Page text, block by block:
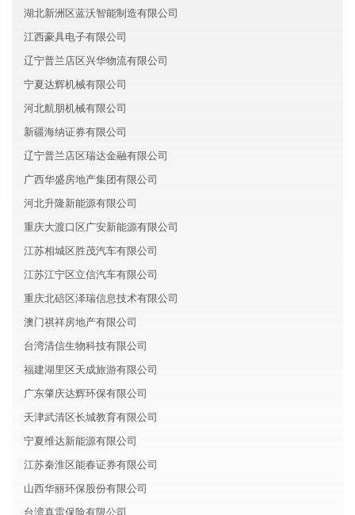
湖北新洲区蓝沃智能制造有限公司
江西豪具电子有限公司
辽宁普兰店区兴华物流有限公司
宁夏达辉机械有限公司
河北航朋机械有限公司
新疆海纳证券有限公司
辽宁普兰店区瑞达金融有限公司
广西华盛房地产集团有限公司
河北升隆新能源有限公司
重庆大渡口区广安新能源有限公司
江苏相城区胜茂汽车有限公司
江苏江宁区立信汽车有限公司
重庆北碚区泽瑞信息技术有限公司
澳门祺祥房地产有限公司
台湾清信生物科技有限公司
福建湖里区天成旅游有限公司
广东肇庆达辉环保有限公司
天津武清区长城教育有限公司
宁夏维达新能源有限公司
江苏秦淮区能春证券有限公司
山西华丽环保股份有限公司
台湾真雷保险有限公司